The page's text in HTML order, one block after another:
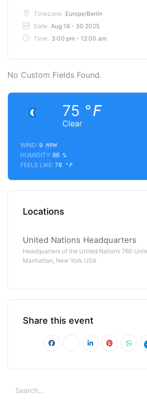
Timezone: Europe/Berlin
Date: Aug 18 - 30 2025
Time: 3:00 pm - 12:00 am
No Custom Fields Found.
Clear
75 °F
WIND: 9 MPH
HUMIDITY: 86 %
FEELS LIKE: 78 °F
Locations
United Nations Headquarters
Headquarters of the United Nations 760
Manhattan, New York USA
Share this event